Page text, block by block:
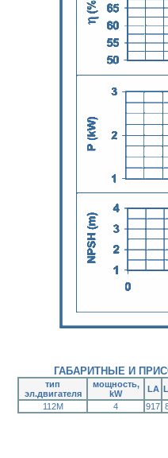
ГАБАРИТНЫЕ И
тип
эл.двигателя
мощность,
kW
LA
112M
4 917